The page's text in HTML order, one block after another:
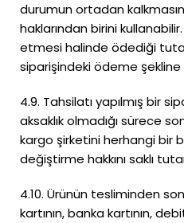
durumun ortadan
haklarından birini
etmesi halinde ödediği
siparişindeki ödeme
4.9. Tahsilatı yapılmış bir
aksaklık olmadığı sürece
kargo şirketini herhangi bir
değiştirme hakkını saklı
4.10. Ürünün tesliminden
kartının, banka kartının,